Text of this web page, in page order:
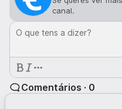
canal.
O que tens a dizer?
Comentários · 0